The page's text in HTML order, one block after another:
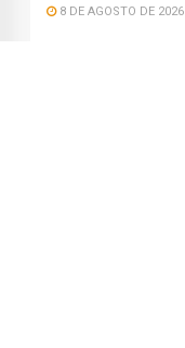
8 DE AGOSTO DE 2026